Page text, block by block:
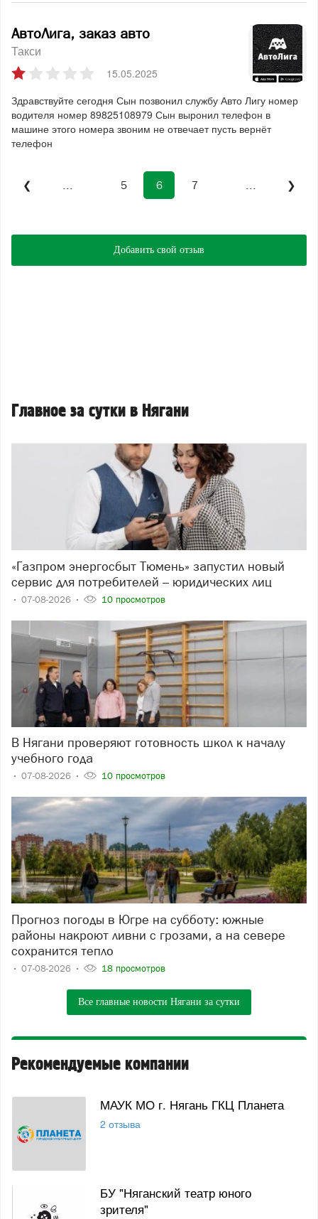
АвтоЛига, заказ авто
Такси
15.05.2025
Здравствуйте сегодня Сын позвонил службу Авто Лигу номер
водителя номер 89825108979 Сын выронил телефон в
машине этого номера звоним не отвечает пусть вернёт
телефон
❮ 5 6 7 ❯
Добавить свой отзыв
Главное за сутки в Нягани
«Газпром энергосбыт Тюмень» запустил новый
сервис для потребителей – юридических лиц
07-08-2026 10 просмотров
В Нягани проверяют готовность школ к началу
учебного года
07-08-2026 10 просмотров
Прогноз погоды в Югре на субботу: южные
районы накроют ливни с грозами, а на севере
сохранится тепло
07-08-2026 18 просмотров
Все главные новости Нягани за сутки
Рекомендуемые компании
МАУК МО г. Нягань ГКЦ Планета
2 отзыва
БУ "Няганский театр юного
зрителя"